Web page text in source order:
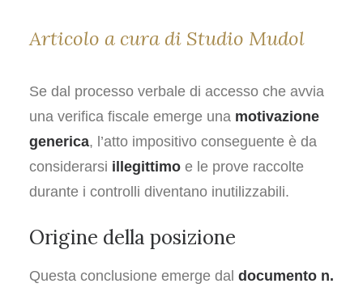
Articolo a cura di Studio Mudol
Se dal processo verbale di accesso che avvia
una verifica fiscale emerge una motivazione
generica, l’atto impositivo conseguente è da
considerarsi illegittimo e le prove raccolte
durante i controlli diventano inutilizzabili.
Origine della posizione
Questa conclusione emerge dal documento n.